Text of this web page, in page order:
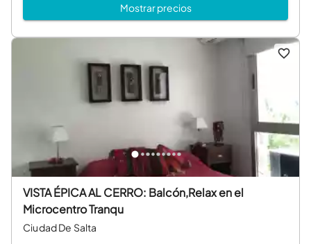
Mostrar precios
VISTA ÉPICA AL CERRO: Balcón,Relax en el
Microcentro Tranqu
Ciudad De Salta